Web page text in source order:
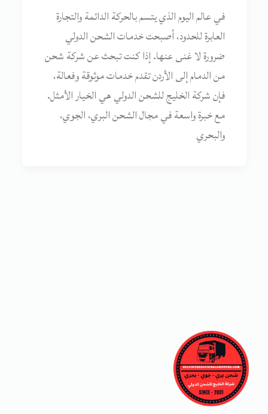
في عالم اليوم الذي يتسم بالحركة الدائمة والتجارة
العابرة للحدود، أصبحت خدمات الشحن الدولي
ضرورة لا غنى عنها. إذا كنت تبحث عن شركة شحن
من الدمام إلى الأردن تقدم خدمات موثوقة وفعالة،
فإن شركة الخليج للشحن الدولي هي الخيار الأمثل.
مع خبرة واسعة في مجال الشحن البري، الجوي،
والبحري